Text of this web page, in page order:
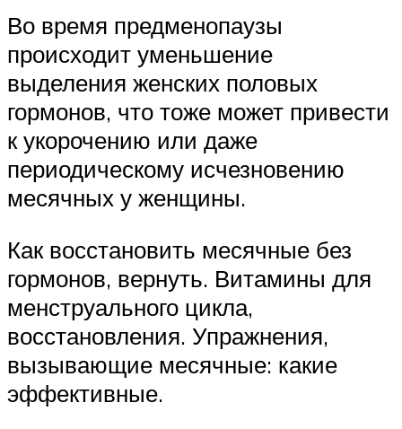
Во время предменопаузы
происходит уменьшение
выделения женских половых
гормонов, что тоже может привести
к укорочению или даже
периодическому исчезновению
месячных у женщины.
Как восстановить месячные без
гормонов, вернуть. Витамины для
менструального цикла,
восстановления. Упражнения,
вызывающие месячные: какие
эффективные.